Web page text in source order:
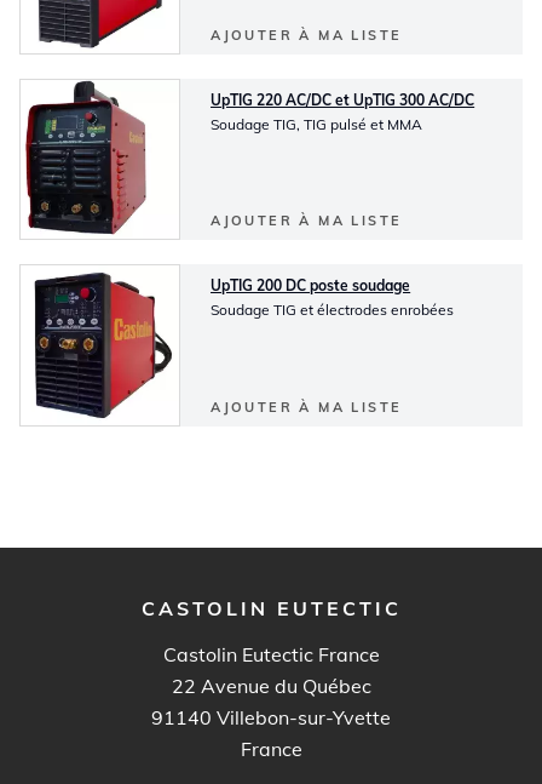
AJOUTER À MA LISTE
UpTIG 220 AC/DC et UpTIG 300 AC/DC
Soudage TIG, TIG pulsé et MMA
AJOUTER À MA LISTE
UpTIG 200 DC poste soudage
Soudage TIG et électrodes enrobées
AJOUTER À MA LISTE
CASTOLIN EUTECTIC
Castolin Eutectic France
22 Avenue du Québec
91140 Villebon-sur-Yvette
France